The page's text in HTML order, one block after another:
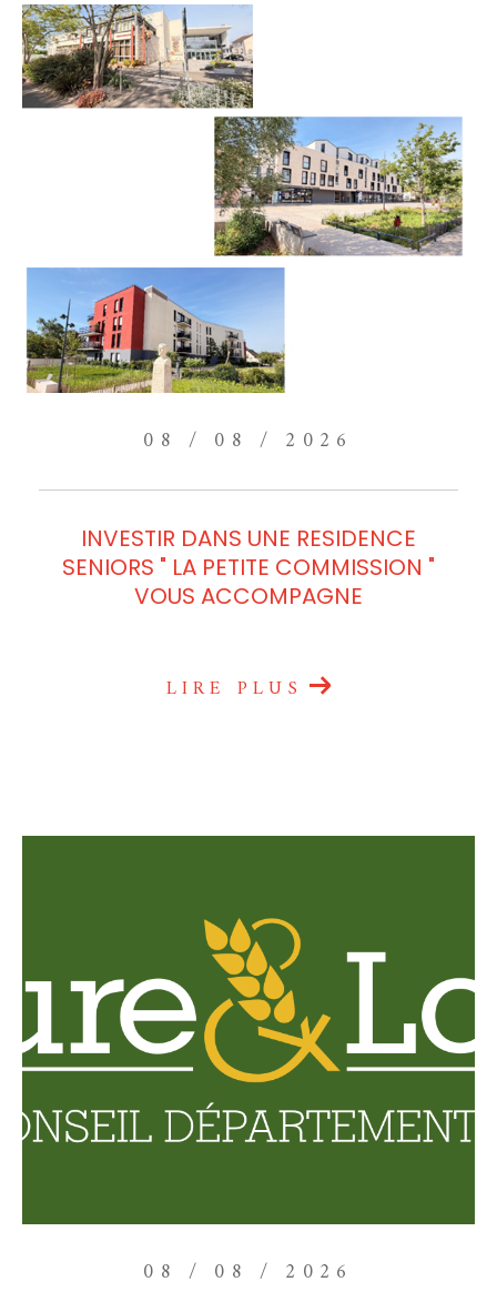
08 / 08 / 2026
INVESTIR DANS UNE RESIDENCE
SENIORS " LA PETITE COMMISSION "
VOUS ACCOMPAGNE
LIRE PLUS
08 / 08 / 2026